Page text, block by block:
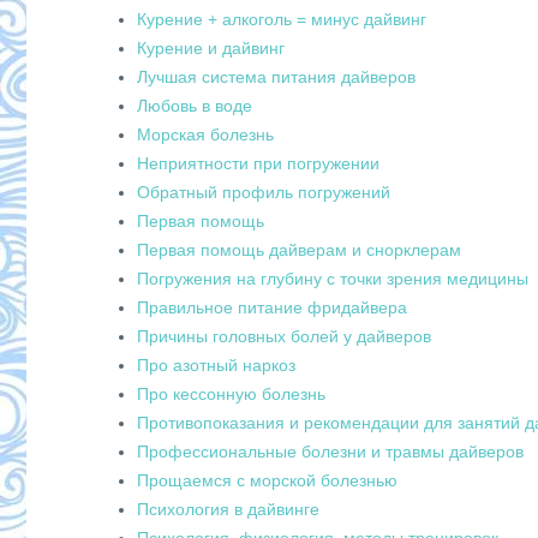
Курение + алкоголь = минус дайвинг
Курение и дайвинг
Лучшая система питания дайверов
Любовь в воде
Морская болезнь
Неприятности при погружении
Обратный профиль погружений
Первая помощь
Первая помощь дайверам и снорклерам
Погружения на глубину с точки зрения медицины
Правильное питание фридайвера
Причины головных болей у дайверов
Про азотный наркоз
Про кессонную болезнь
Противопоказания и рекомендации для занятий
Профессиональные болезни и травмы дайверов
Прощаемся с морской болезнью
Психология в дайвинге